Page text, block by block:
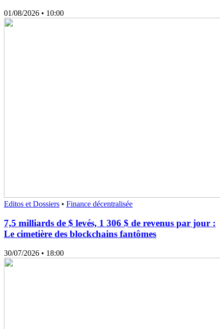
01/08/2026 • 10:00
Editos et Dossiers • Finance décentralisée
7,5 milliards de $ levés, 1 306 $ de revenus par jour :
Le cimetière des blockchains fantômes
30/07/2026 • 18:00